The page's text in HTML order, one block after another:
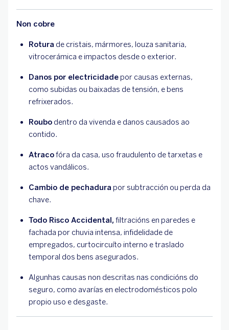
Non cobre
Rotura de cristais, mármores, louza sanitaria,
vitrocerámica e impactos desde o exterior.
Danos por electricidadepor causas externas,
como subidas ou baixadas de tensión, e bens
refrixerados.
Roubo dentro da vivenda e danos causados ao
contido.
Atracofóra da casa, uso fraudulento de tarxetas e
actos vandálicos.
Cambio de pechadura por subtracción ou perda da
chave.
Todo Risco Accidental,filtracións en paredes e
fachada por chuvia intensa, infidelidade de
empregados, curtocircuíto interno e traslado
temporal dos bens asegurados.
Algunhas causas non descritas nas condicións do
seguro, como avarías en electrodomésticos polo
propio uso e desgaste.